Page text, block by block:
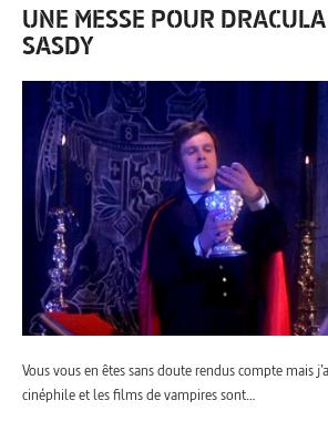
UNE MESSE POUR
SASDY
Vous vous en êtes sans doute rendus compte mais
cinéphile et les films de vampires sont…